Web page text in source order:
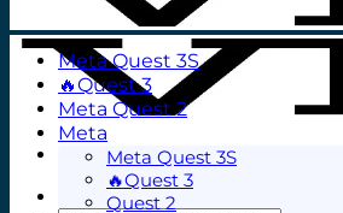
Meta Quest 3S
🔥Quest 3
Meta Quest 2
Meta
Meta Quest 3S
🔥Quest 3
Quest 2